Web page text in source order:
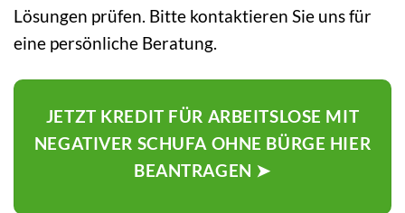
Lösungen prüfen. Bitte kontaktieren Sie uns für
eine persönliche Beratung.
JETZT KREDIT FÜR ARBEITSLOSE MIT
NEGATIVER SCHUFA OHNE BÜRGE HIER
BEANTRAGEN ➤